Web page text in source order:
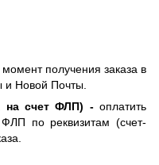
получения заказа в
и Новой Почты.
на счет ФЛП) -оплатить
по реквизитам (счет-